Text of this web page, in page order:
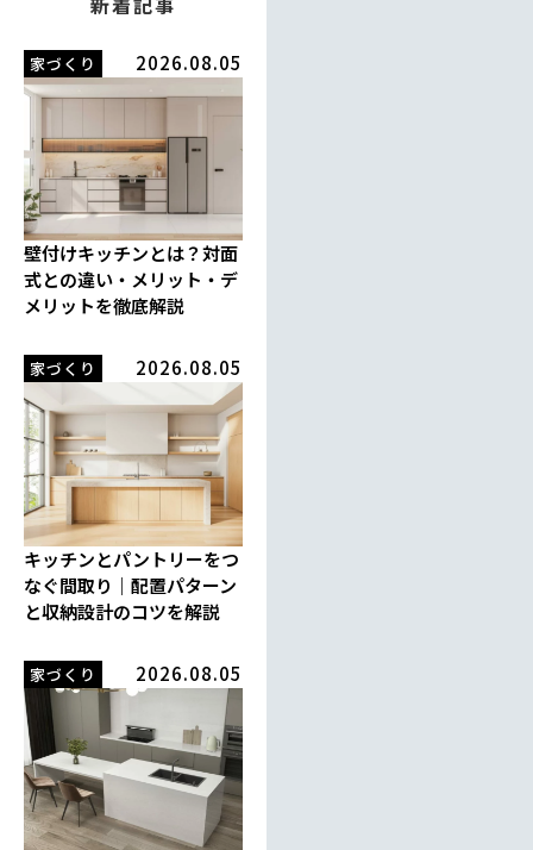
家づくり 2026.08.05
壁付けキッチンとは？対面
式との違い・メリット・デ
メリットを徹底解説
家づくり 2026.08.05
キッチンとパントリーをつ
なぐ間取り｜配置パターン
と収納設計のコツを解説
家づくり 2026.08.05